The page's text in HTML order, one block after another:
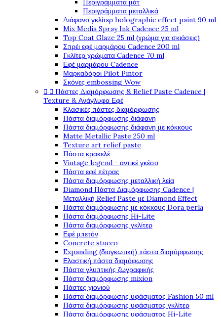
Περιγράμματα μάτ
Περιγράμματα μεταλλικά
Διάφανο γκλίτερ holographic effect paint 90 ml
Mix Media Spray Ink Cadence 25 ml
Top Coat Glaze 25 ml (χρώμα για σκιάσεις)
Σπρέι εφέ μαρμάρου Cadence 200 ml
Γκλίτερ χρώματα Cadence 70 ml
Εφέ μαρμάρου Cadence
Μαρκαδόροι Pilot Pintor
Σκόνες embossing Wow
  Πάστες Διαμόρφωσης & Relief Paste Cadence |
Texture & Ανάγλυφα Εφέ
Κλασικές πάστες διαμόρφωσης
Πάστα διαμόρφωσης διάφανη
Πάστα διαμόρφωσης διάφανη με κόκκους
Matte Metallic Paste 250 ml
Texture art relief paste
Πάστα κρακελέ
Vintage legend - αντικέ γκέσο
Πάστα εφέ πέτρας
Πάστα διαμόρφωσης μεταλλική λεία
Diamond Πάστα Διαμόρφωσης Cadence |
Μεταλλική Relief Paste με Diamond Effect
Πάστα διαμόρφωσης με κόκκους Dora perla
Πάστα διαμόρφωσης Hi-Lite
Πάστα διαμόρφωσης γκλίτερ
Εφέ μπετόν
Concrete stucco
Expanding (διογκωτική) πάστα διαμόρφωσης
Ελαστική πάστα διαμόφωσης
Πάστα γλυπτικής ζωγραφικής
Πάστα διαμόρφωσης mixion
Πάστες χιονιού
Πάστα διαμόρφωσης υφάσματος Fashion 50 ml
Πάστα διαμόρφωσης υφάσματος γκλίτερ
Πάστα διαμόρφωσης υφάσματος Hi-Lite